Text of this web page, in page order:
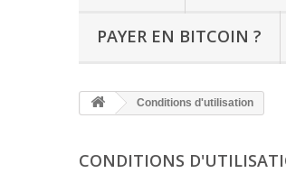
PAYER EN BITCOIN ?
Conditions d'utilisation
CONDITIONS